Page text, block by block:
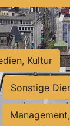
Kultur
Sonstige